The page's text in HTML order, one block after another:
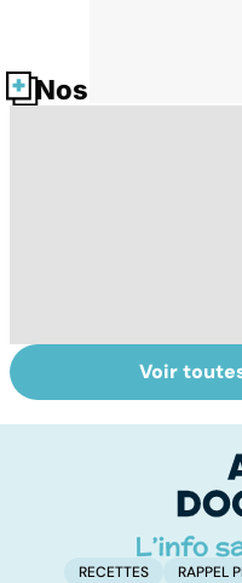
Nos fiches santé
Tout savoir sur
les virus
Voir
RECETTES RAPPEL